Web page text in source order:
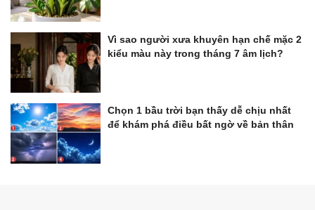
Vì sao người xưa khuyên hạn chế mặc 2
kiểu màu này trong tháng 7 âm lịch?
Chọn 1 bầu trời bạn thấy dễ chịu nhất
để khám phá điều bất ngờ về bản thân